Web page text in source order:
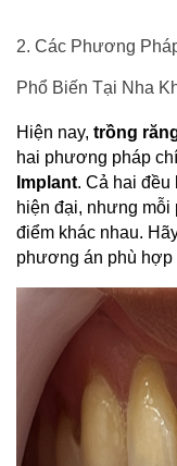
2. Các Phương
Phổ Biến Tại Nha
Hiện nay, trồng
hai phương pháp
Implant. Cả hai đều
hiện đại, nhưng
điểm khác nhau.
phương án phù hợp